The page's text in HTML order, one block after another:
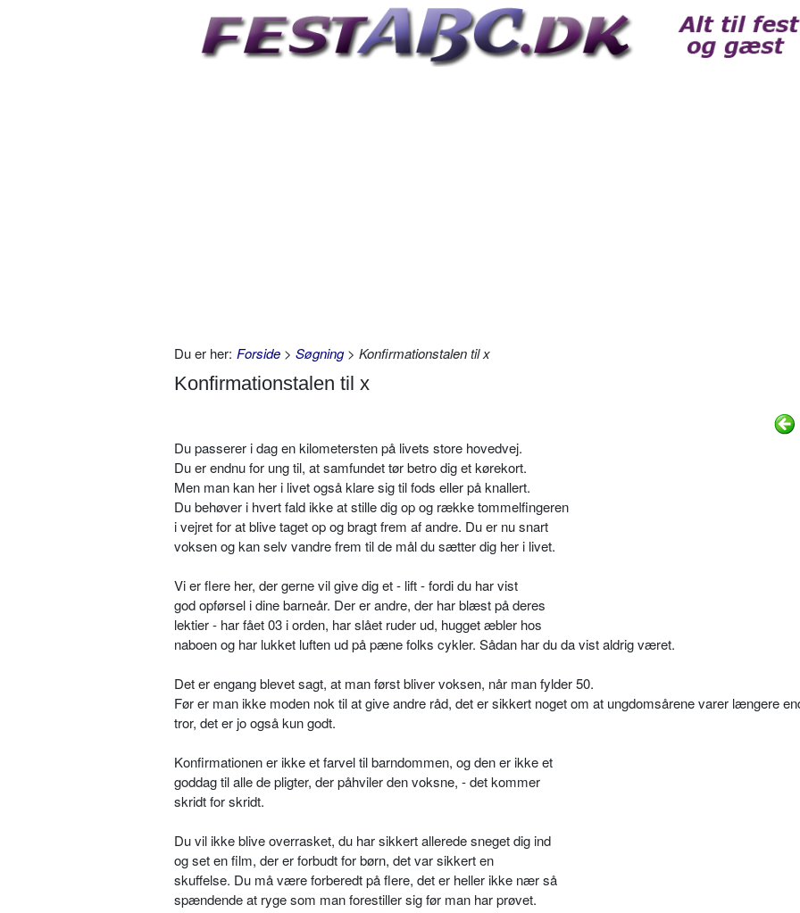
Du er her: Forside > Søgning> Konfirmationstalen til x
Konfirmationstalen til x
Du passerer i dag en kilometersten på livets store hovedvej.
Du er endnu for ung til, at samfundet tør betro dig et kørekort.
Men man kan her i livet også klare sig til fods eller på knallert.
Du behøver i hvert fald ikke at stille dig op og række tommelfingeren
i vejret for at blive taget op og bragt frem af andre. Du er nu snart
voksen og kan selv vandre frem til de mål du sætter dig her i livet.
Vi er flere her, der gerne vil give dig et - lift - fordi du har vist
god opførsel i dine barneår. Der er andre, der har blæst på deres
lektier - har fået 03 i orden, har slået ruder ud, hugget æbler hos
naboen og har lukket luften ud på pæne folks cykler. Sådan har du da vist aldrig været.
Det er engang blevet sagt, at man først bliver voksen, når man fylder 50.
Før er man ikke moden nok til at give andre råd, det er sikkert noget om at ungdomsårene varer længere
tror, det er jo også kun godt.
Konfirmationen er ikke et farvel til barndommen, og den er ikke et
goddag til alle de pligter, der påhviler den voksne, - det kommer
skridt for skridt.
Du vil ikke blive overrasket, du har sikkert allerede sneget dig ind
og set en film, der er forbudt for børn, det var sikkert en
skuffelse. Du må være forberedt på flere, det er heller ikke nær så
spændende at ryge som man forestiller sig før man har prøvet.